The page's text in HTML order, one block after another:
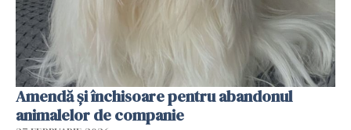
Amendă și închisoare pentru abandonul
animalelor de companie